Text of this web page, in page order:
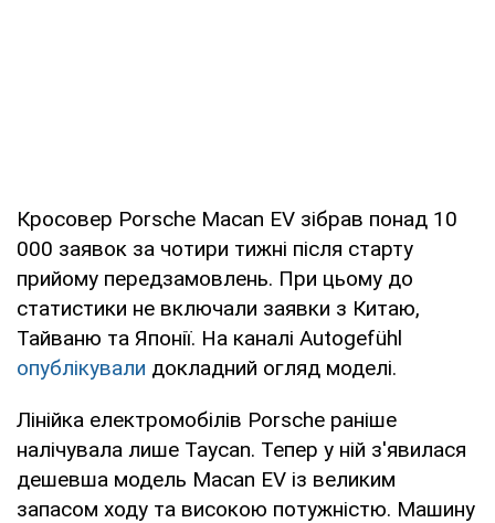
Кросовер Porsche Macan EV зібрав понад 10
000 заявок за чотири тижні після старту
прийому передзамовлень. При цьому до
статистики не включали заявки з Китаю,
Тайваню та Японії. На каналі Autogefühl
опублікували докладний огляд моделі.
Лінійка електромобілів Porsche раніше
налічувала лише Taycan. Тепер у ній з'явилася
дешевша модель Macan EV із великим
запасом ходу та високою потужністю. Машину